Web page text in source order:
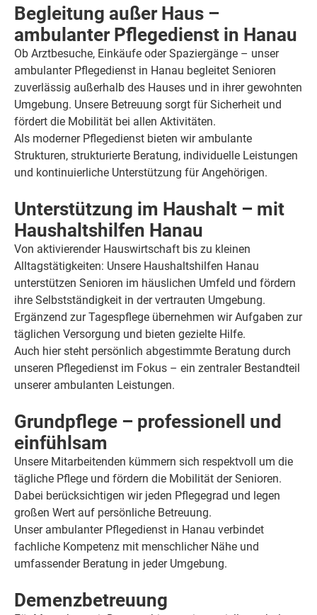
Begleitung außer Haus –
ambulanter Pflegedienst in Hanau
Ob Arztbesuche, Einkäufe oder Spaziergänge – unser
ambulanter Pflegedienst in Hanau begleitet Senioren
zuverlässig außerhalb des Hauses und in ihrer gewohnten
Umgebung. Unsere Betreuung sorgt für Sicherheit und
fördert die Mobilität bei allen Aktivitäten.
Als moderner Pflegedienst bieten wir ambulante
Strukturen, strukturierte Beratung, individuelle Leistungen
und kontinuierliche Unterstützung für Angehörigen.
Unterstützung im Haushalt – mit
Haushaltshilfen Hanau
Von aktivierender Hauswirtschaft bis zu kleinen
Alltagstätigkeiten: Unsere Haushaltshilfen Hanau
unterstützen Senioren im häuslichen Umfeld und fördern
ihre Selbstständigkeit in der vertrauten Umgebung.
Ergänzend zur Tagespflege übernehmen wir Aufgaben zur
täglichen Versorgung und bieten gezielte Hilfe.
Auch hier steht persönlich abgestimmte Beratung durch
unseren Pflegedienst im Fokus – ein zentraler Bestandteil
unserer ambulanten Leistungen.
Grundpflege – professionell und
einfühlsam
Unsere Mitarbeitenden kümmern sich respektvoll um die
tägliche Pflege und fördern die Mobilität der Senioren.
Dabei berücksichtigen wir jeden Pflegegrad und legen
großen Wert auf persönliche Betreuung.
Unser ambulanter Pflegedienst in Hanau verbindet
fachliche Kompetenz mit menschlicher Nähe und
umfassender Beratung in jeder Umgebung.
Demenzbetreuung